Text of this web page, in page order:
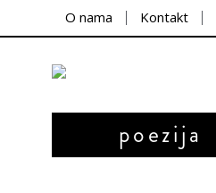
O nama Kontakt
poezija